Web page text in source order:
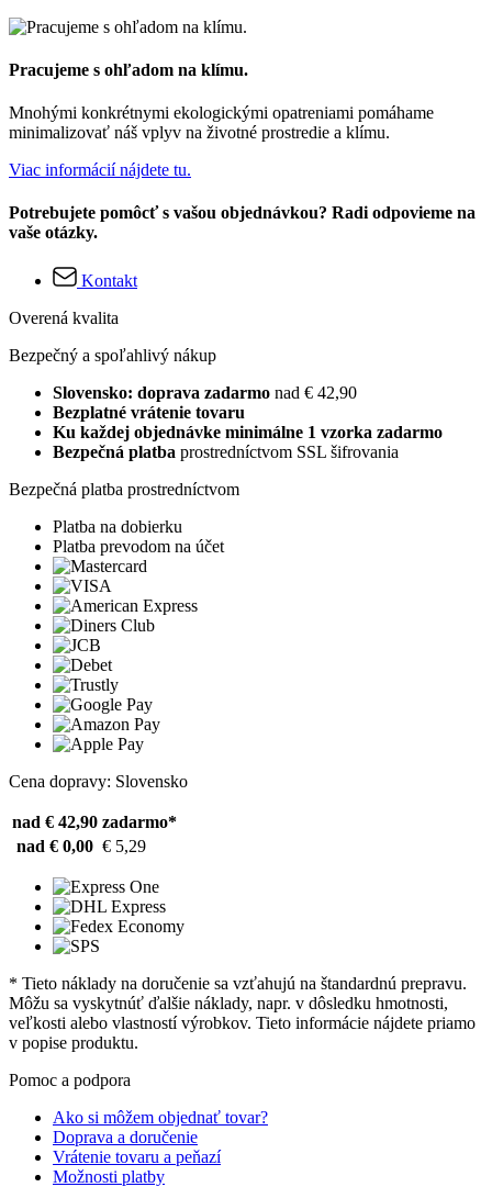
Pracujeme s ohľadom na klímu.
Mnohými konkrétnymi ekologickými opatreniami pomáhame
minimalizovať náš vplyv na životné prostredie a klímu.
Viac informácií nájdete tu.
Potrebujete pomôcť s vašou objednávkou? Radi odpovieme na
vaše otázky.
Kontakt
Overená kvalita
Bezpečný a spoľahlivý nákup
Slovensko: doprava zadarmo nad € 42,90
Bezplatné vrátenie tovaru
Ku každej objednávke minimálne 1 vzorka zadarmo
Bezpečná platba prostredníctvom SSL šifrovania
Bezpečná platba prostredníctvom
Platba na dobierku
Platba prevodom na účet
Cena dopravy: Slovensko
nad € 42,90 zadarmo*
nad € 0,00 € 5,29
* Tieto náklady na doručenie sa vzťahujú na štandardnú prepravu.
Môžu sa vyskytnúť ďalšie náklady, napr. v dôsledku hmotnosti,
veľkosti alebo vlastností výrobkov. Tieto informácie nájdete priamo
v popise produktu.
Pomoc a podpora
Ako si môžem objednať tovar?
Doprava a doručenie
Vrátenie tovaru a peňazí
Možnosti platby